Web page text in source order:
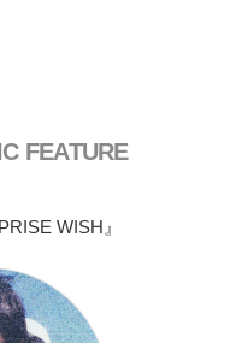
FEATURE
WISH』